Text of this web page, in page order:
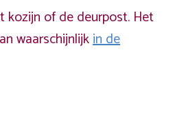
kozijn of de deurpost. Het
waarschijnlijkin de